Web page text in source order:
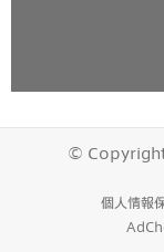
©
個人情報